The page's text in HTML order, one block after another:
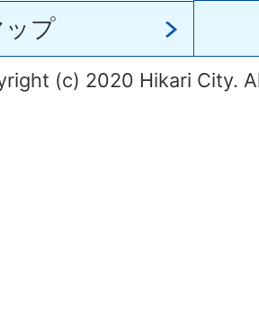
プ
(c) 2020 Hikari City.